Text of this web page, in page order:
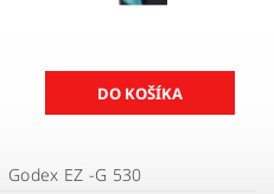
Godex EZ -G 530